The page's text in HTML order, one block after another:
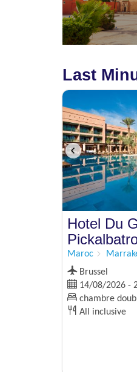
Last
Hotel Du
Maroc
Brussel
14/08/2026 -
chambre
All inclusive